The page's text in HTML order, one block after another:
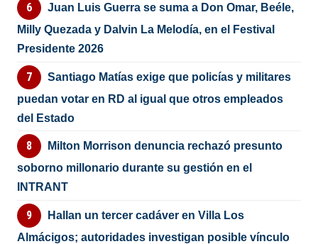
Juan Luis Guerra se suma a Don Omar, Beéle,
Milly Quezada y Dalvin La Melodía, en el Festival
Presidente 2026
Santiago Matías exige que policías y militares
puedan votar en RD al igual que otros empleados
del Estado
Milton Morrison denuncia rechazó presunto
soborno millonario durante su gestión en el
INTRANT
Hallan un tercer cadáver en Villa Los
Almácigos; autoridades investigan posible vínculo